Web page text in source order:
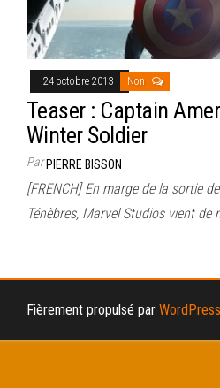
24 octobre 2013 Non
Teaser : Captain
Winter Soldier
ParPIERRE BISSON
[FRENCH] En marge de la sortie
Ténèbres, Marvel Studios vient de
Fièrement propulsé par WordPress